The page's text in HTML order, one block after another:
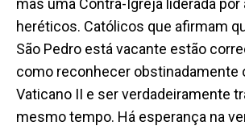
mas uma Contra-Igreja liderada por
heréticos. Católicos que afirmam
São Pedro está vacante estão
como reconhecer obstinadamente
Vaticano II e ser verdadeiramente
mesmo tempo. Há esperança na